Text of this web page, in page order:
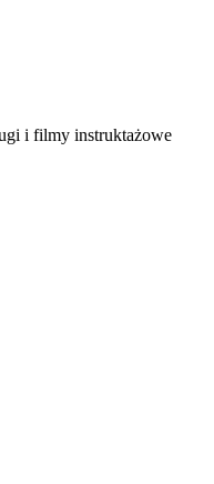
i filmy instruktażowe